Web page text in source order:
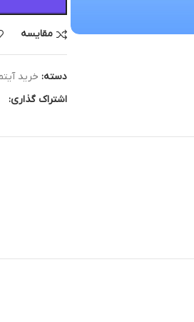
مقایسه
دسته: خرید
اشتراک گذاری: